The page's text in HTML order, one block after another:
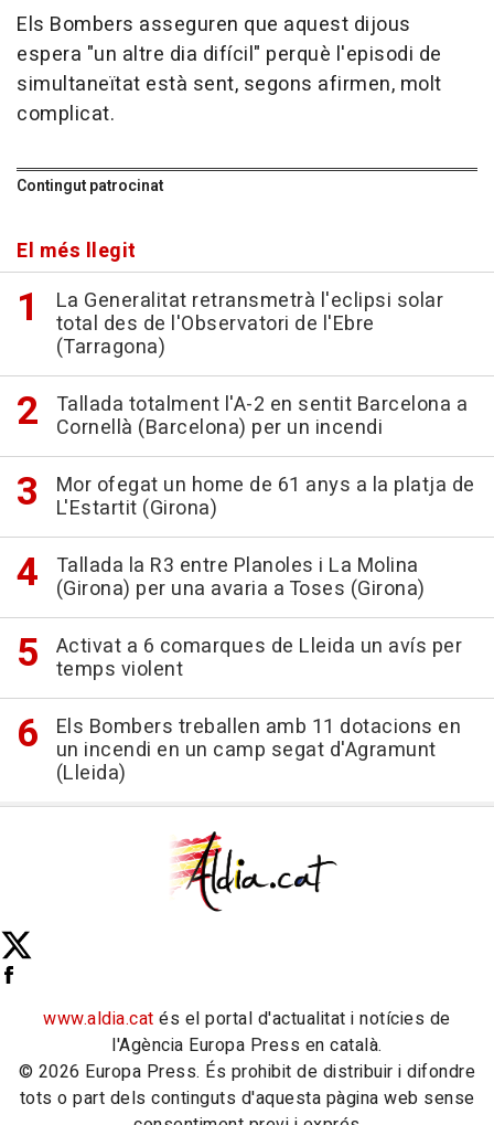
Els Bombers asseguren que aquest dijous
espera "un altre dia difícil" perquè l'episodi de
simultaneïtat està sent, segons afirmen, molt
complicat.
Contingut patrocinat
El més llegit
La Generalitat retransmetrà l'eclipsi solar
total des de l'Observatori de l'Ebre
(Tarragona)
Tallada totalment l'A-2 en sentit Barcelona a
Cornellà (Barcelona) per un incendi
Mor ofegat un home de 61 anys a la platja de
L'Estartit (Girona)
Tallada la R3 entre Planoles i La Molina
(Girona) per una avaria a Toses (Girona)
Activat a 6 comarques de Lleida un avís per
temps violent
Els Bombers treballen amb 11 dotacions en
un incendi en un camp segat d'Agramunt
(Lleida)
www.aldia.cat és el portal d'actualitat i notícies de
l'Agència Europa Press en català.
© 2026 Europa Press. És prohibit de distribuir i difondre
tots o part dels continguts d'aquesta pàgina web sense